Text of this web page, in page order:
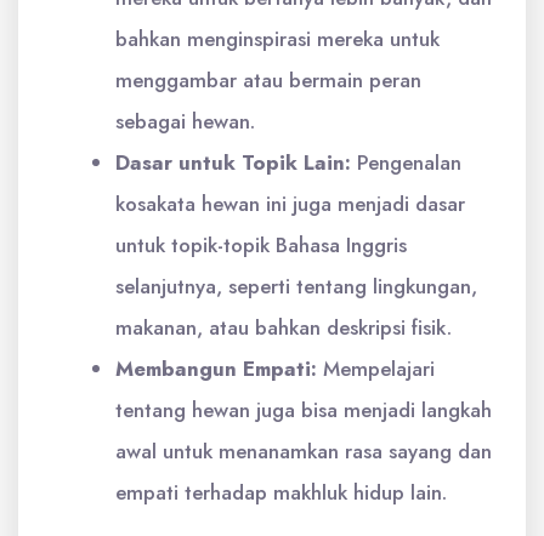
bahkan menginspirasi mereka untuk
menggambar atau bermain peran
sebagai hewan.
Dasar untuk Topik Lain: Pengenalan
kosakata hewan ini juga menjadi dasar
untuk topik-topik Bahasa Inggris
selanjutnya, seperti tentang lingkungan,
makanan, atau bahkan deskripsi fisik.
Membangun Empati: Mempelajari
tentang hewan juga bisa menjadi langkah
awal untuk menanamkan rasa sayang dan
empati terhadap makhluk hidup lain.